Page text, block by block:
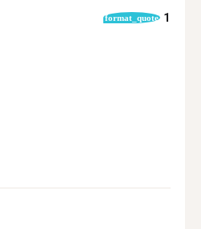
format_quote 1